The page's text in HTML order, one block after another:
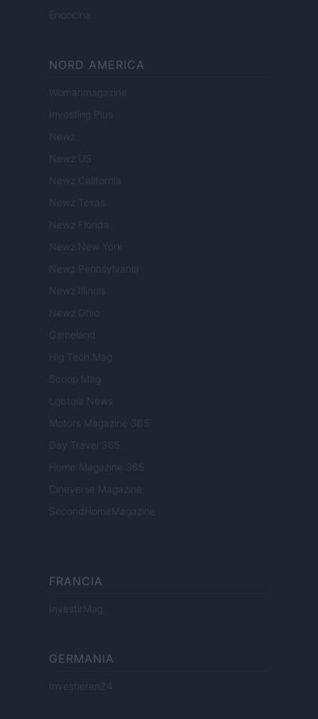
Encocina
NORD AMERICA
Womanmagazine
Investing Plus
Newz
Newz US
Newz California
Newz Texas
Newz Florida
Newz New York
Newz Pennsylvania
Newz Illinois
Newz Ohio
Gameland
Hig Tech Mag
Scoop Mag
Lgbtqia News
Motors Magazine 365
Day Travel 365
Home Magazine 365
Cineverse Magazine
SecondHomeMagazine
FRANCIA
InvestirMag
GERMANIA
Investieren24